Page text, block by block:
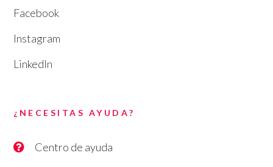
Facebook
Instagram
LinkedIn
¿NECESITAS AYUDA?
Centro de ayuda